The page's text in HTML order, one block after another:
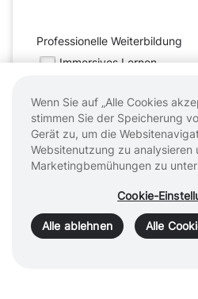
Professionelle Weiterbildung
Immersives Lernen
Objektive Leistungsdaten
Zusammenarbeit mit
Fachgesellschaften
Programmoptimierung
Systemzugang
Workflow- und
Systemzuverlässigkeit auf
Wenn Sie auf „Alle Cookies
stimmen Sie der Speicherung
Gerät zu, um die
Websitenutzung zu analysieren
Marketingbemühungen zu
Cookie-
Alle ablehnen Alle